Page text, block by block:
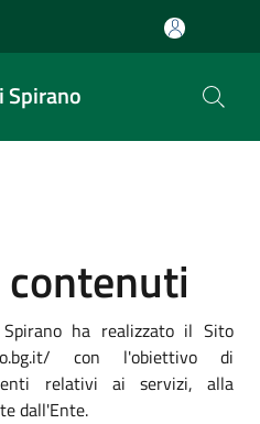
Spirano
contenuti
ha realizzato il Sito
con l'obiettivo di
relativi ai servizi, alla
dall'Ente.